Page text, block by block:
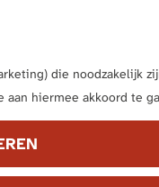
die noodzakelijk
hiermee akkoord te